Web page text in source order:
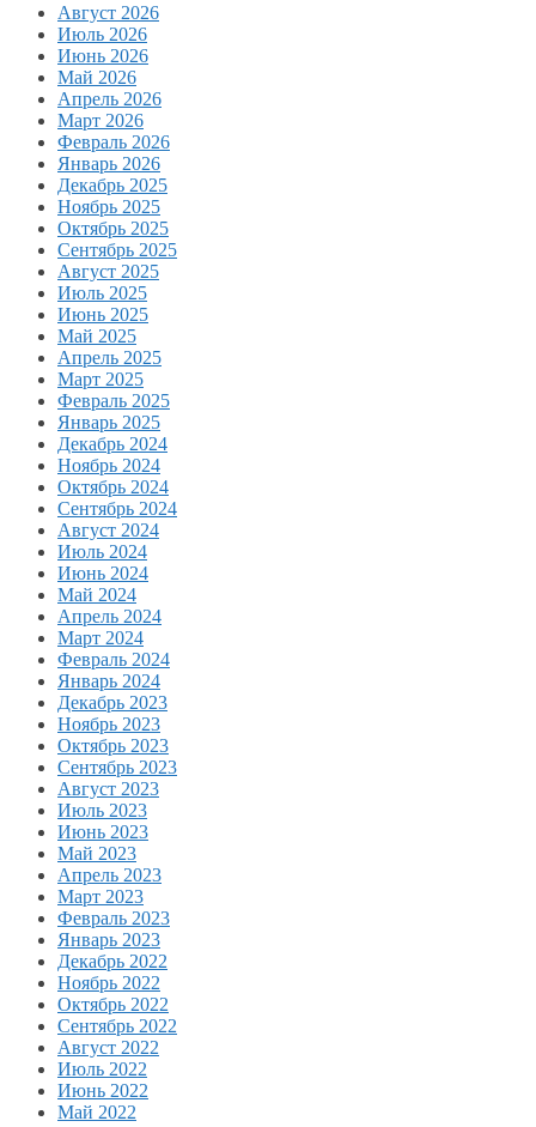
Август 2026
Июль 2026
Июнь 2026
Май 2026
Апрель 2026
Март 2026
Февраль 2026
Январь 2026
Декабрь 2025
Ноябрь 2025
Октябрь 2025
Сентябрь 2025
Август 2025
Июль 2025
Июнь 2025
Май 2025
Апрель 2025
Март 2025
Февраль 2025
Январь 2025
Декабрь 2024
Ноябрь 2024
Октябрь 2024
Сентябрь 2024
Август 2024
Июль 2024
Июнь 2024
Май 2024
Апрель 2024
Март 2024
Февраль 2024
Январь 2024
Декабрь 2023
Ноябрь 2023
Октябрь 2023
Сентябрь 2023
Август 2023
Июль 2023
Июнь 2023
Май 2023
Апрель 2023
Март 2023
Февраль 2023
Январь 2023
Декабрь 2022
Ноябрь 2022
Октябрь 2022
Сентябрь 2022
Август 2022
Июль 2022
Июнь 2022
Май 2022